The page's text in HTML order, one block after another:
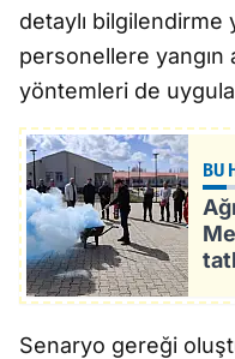
detaylı bilgilendirme
personellere yangın
yöntemleri de
BU
Senaryo gereği